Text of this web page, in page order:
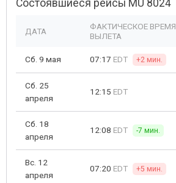
Состоявшиеся рейсы MU 8024
ДАТА
ФАКТИЧЕСКОЕ ВРЕМЯ
ВЫЛЕТА
Сб. 9 мая 07:17 EDT +2 мин.
Сб. 25
апреля
12:15 EDT
Сб. 18
апреля
12:08 EDT -7 мин.
Вс. 12
апреля
07:20 EDT +5 мин.